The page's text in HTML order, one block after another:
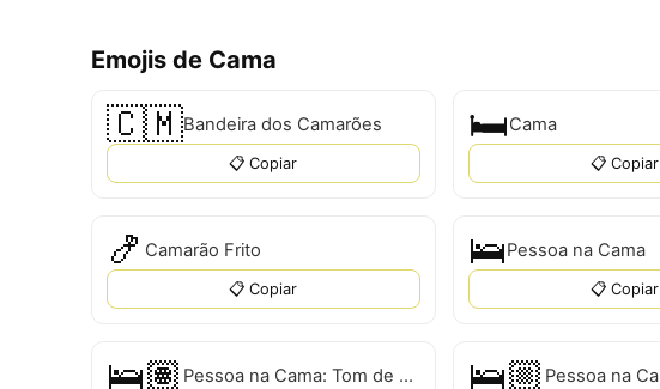
Emojis de Cama
🇨🇲Bandeira dos Camarões
📋 Copiar
🛏️Cama
📋 Copiar
🍤 Camarão Frito
📋 Copiar
🛌Pessoa na Cama
📋 Copiar
🛌🏽 Pessoa na Cama: Tom de Pele Médio 🛌🏼